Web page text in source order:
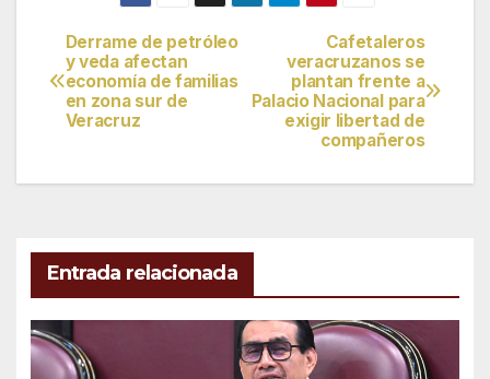
Navegación
de
Cafetaleros
veracruzanos se
plantan frente a
Palacio Nacional para
exigir libertad de
compañeros
Derrame de petróleo
y veda afectan
economía de familias
en zona sur de
Veracruz
Entrada relacionada